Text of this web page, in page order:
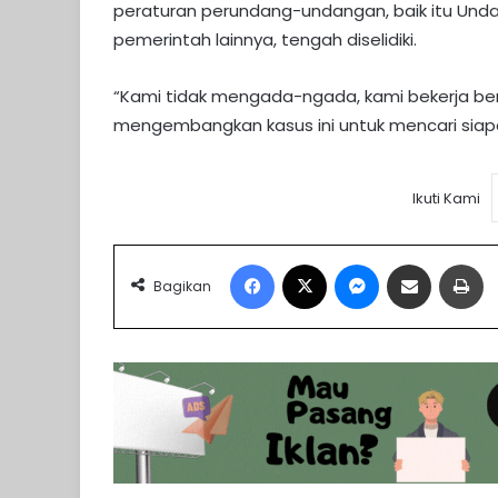
peraturan perundang-undangan, baik itu
pemerintah lainnya, tengah diselidiki.
“Kami tidak mengada-ngada, kami bekerja
mengembangkan kasus ini untuk mencari
Ikuti Kami
Bagikan
Facebook Messenger
Share via Email